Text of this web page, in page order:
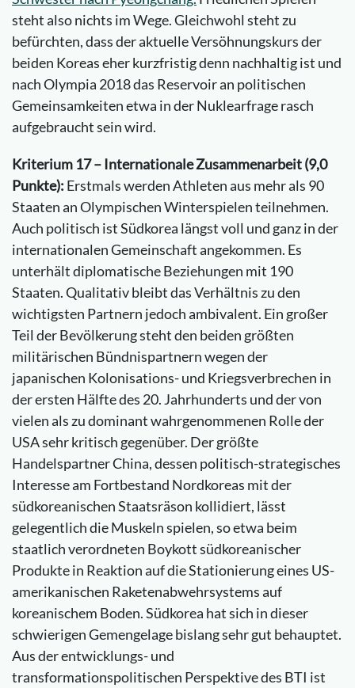
steht also nichts im Wege. Gleichwohl steht zu
befürchten, dass der aktuelle Versöhnungskurs der
beiden Koreas eher kurzfristig denn nachhaltig ist und
nach Olympia 2018 das Reservoir an politischen
Gemeinsamkeiten etwa in der Nuklearfrage rasch
aufgebraucht sein wird.
Kriterium 17 – Internationale Zusammenarbeit (9,0
Punkte): Erstmals werden Athleten aus mehr als 90
Staaten an Olympischen Winterspielen teilnehmen.
Auch politisch ist Südkorea längst voll und ganz in der
internationalen Gemeinschaft angekommen. Es
unterhält diplomatische Beziehungen mit 190
Staaten. Qualitativ bleibt das Verhältnis zu den
wichtigsten Partnern jedoch ambivalent. Ein großer
Teil der Bevölkerung steht den beiden größten
militärischen Bündnispartnern wegen der
japanischen Kolonisations- und Kriegsverbrechen in
der ersten Hälfte des 20. Jahrhunderts und der von
vielen als zu dominant wahrgenommenen Rolle der
USA sehr kritisch gegenüber. Der größte
Handelspartner China, dessen politisch-strategisches
Interesse am Fortbestand Nordkoreas mit der
südkoreanischen Staatsräson kollidiert, lässt
gelegentlich die Muskeln spielen, so etwa beim
staatlich verordneten Boykott südkoreanischer
Produkte in Reaktion auf die Stationierung eines US-
amerikanischen Raketenabwehrsystems auf
koreanischem Boden. Südkorea hat sich in dieser
schwierigen Gemengelage bislang sehr gut behauptet.
Aus der entwicklungs- und
transformationspolitischen Perspektive des BTI ist